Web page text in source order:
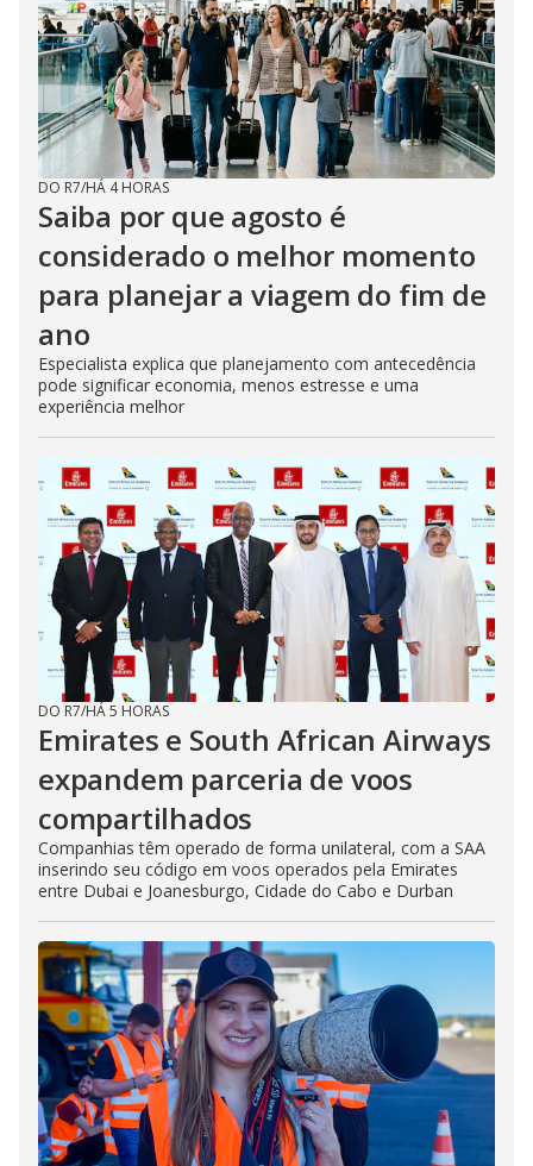
DO R7/HÁ 4 HORAS
Saiba por que agosto é
considerado o melhor momento
para planejar a viagem do fim de
ano
Especialista explica que planejamento com antecedência
pode significar economia, menos estresse e uma
experiência melhor
DO R7/HÁ 5 HORAS
Emirates e South African Airways
expandem parceria de voos
compartilhados
Companhias têm operado de forma unilateral, com a SAA
inserindo seu código em voos operados pela Emirates
entre Dubai e Joanesburgo, Cidade do Cabo e Durban